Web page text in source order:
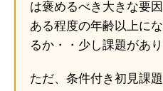
は褒めるべき大きな要
ある程度の年齢以上に
るか・・少し課題があり
ただ、条件付き初見課